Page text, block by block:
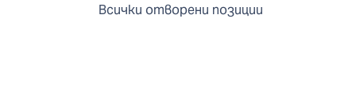
Всички отворени позиции